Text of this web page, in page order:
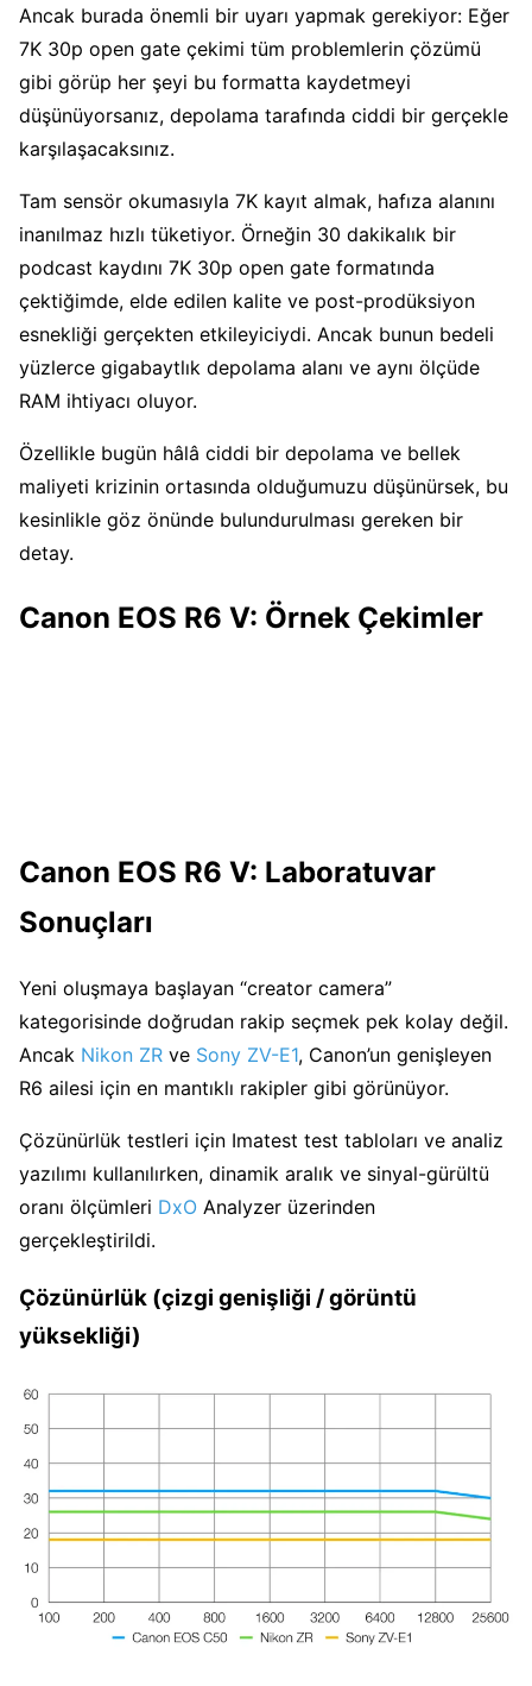
Ancak burada önemli bir uyarı yapmak gerekiyor: Eğer
7K 30p open gate çekimi tüm problemlerin çözümü
gibi görüp her şeyi bu formatta kaydetmeyi
düşünüyorsanız, depolama tarafında ciddi bir gerçekle
karşılaşacaksınız.
Tam sensör okumasıyla 7K kayıt almak, hafıza alanını
inanılmaz hızlı tüketiyor. Örneğin 30 dakikalık bir
podcast kaydını 7K 30p open gate formatında
çektiğimde, elde edilen kalite ve post-prodüksiyon
esnekliği gerçekten etkileyiciydi. Ancak bunun bedeli
yüzlerce gigabaytlık depolama alanı ve aynı ölçüde
RAM ihtiyacı oluyor.
Özellikle bugün hâlâ ciddi bir depolama ve bellek
maliyeti krizinin ortasında olduğumuzu düşünürsek, bu
kesinlikle göz önünde bulundurulması gereken bir
detay.
Canon EOS R6 V: Örnek Çekimler
Canon EOS R6 V: Laboratuvar
Sonuçları
Yeni oluşmaya başlayan “creator camera”
kategorisinde doğrudan rakip seçmek pek kolay değil.
Ancak Nikon ZR ve Sony ZV-E1, Canon’un genişleyen
R6 ailesi için en mantıklı rakipler gibi görünüyor.
Çözünürlük testleri için Imatest test tabloları ve analiz
yazılımı kullanılırken, dinamik aralık ve sinyal-gürültü
oranı ölçümleri DxO Analyzer üzerinden
gerçekleştirildi.
Çözünürlük (çizgi genişliği / görüntü
yüksekliği)